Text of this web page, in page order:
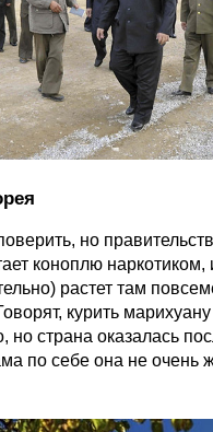
но
коноплю наркотиком,
растет там
курить
но страна оказалась
по себе она не очень